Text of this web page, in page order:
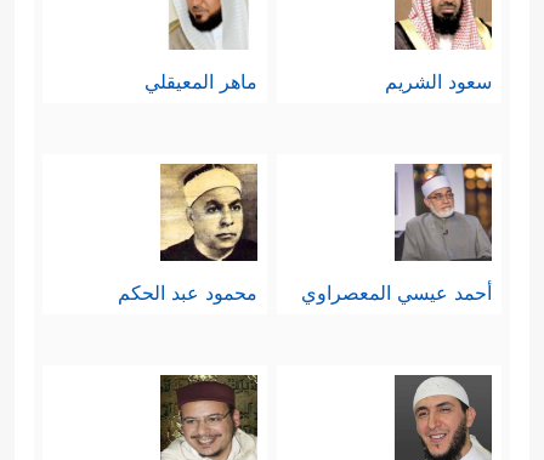
سعود الشريم ماهر المعيقلي
أحمد عيسي المعصراوي محمود عبد الحكم